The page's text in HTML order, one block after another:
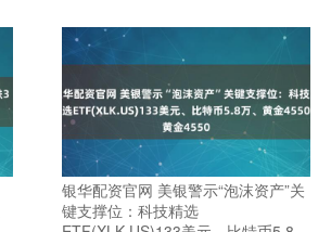
银华配资官网 美银警示“泡沫资产”关
键支撑位：科技精选